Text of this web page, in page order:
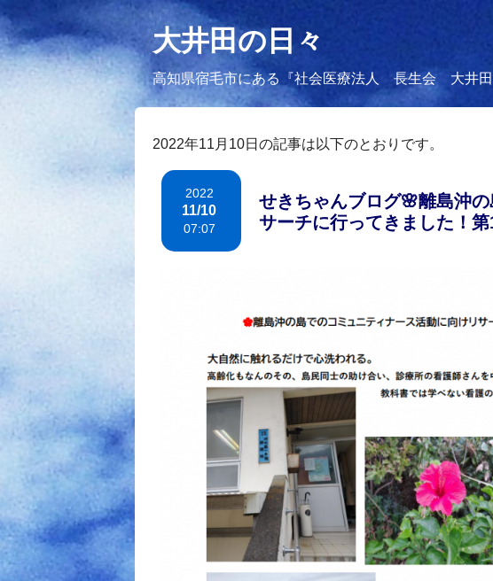
大井田の日々
高知県宿毛市にある『社会医療法人 長生会 大井田
2022年11月10日の記事は以下のとおりです。
せきちゃんブログ🌸離島沖
サーチに行ってきました！
2022
11/10
07:07